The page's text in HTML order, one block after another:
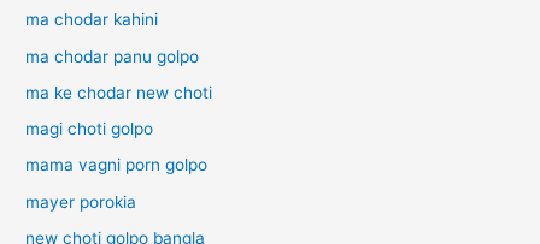
ma chodar kahini
ma chodar panu golpo
ma ke chodar new choti
magi choti golpo
mama vagni porn golpo
mayer porokia
new choti golpo bangla